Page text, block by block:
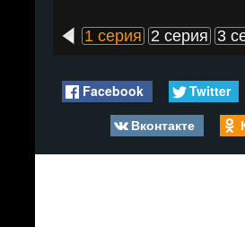
1 серия 2 серия 3
Facebook Twitter
Вконтакте